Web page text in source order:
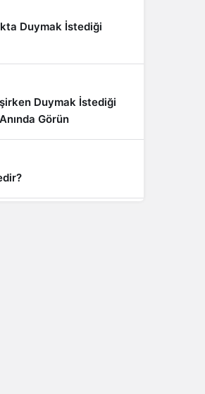
Duymak İstediği
Duymak İstediği
Görün